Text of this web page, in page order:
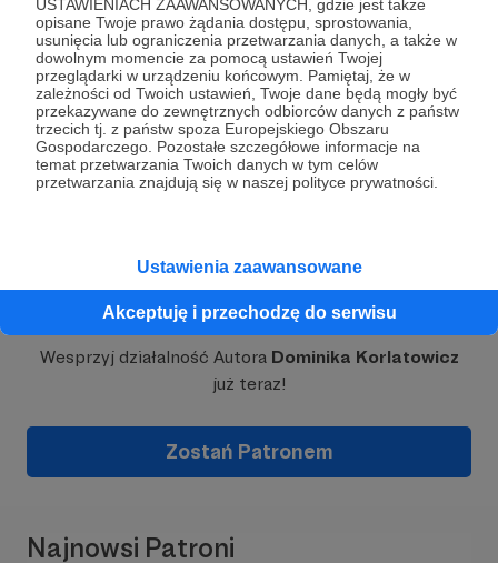
USTAWIENIACH ZAAWANSOWANYCH, gdzie jest także
opisane Twoje prawo żądania dostępu, sprostowania,
usunięcia lub ograniczenia przetwarzania danych, a także w
dowolnym momencie za pomocą ustawień Twojej
przeglądarki w urządzeniu końcowym. Pamiętaj, że w
zależności od Twoich ustawień, Twoje dane będą mogły być
przekazywane do zewnętrznych odbiorców danych z państw
trzecich tj. z państw spoza Europejskiego Obszaru
Gospodarczego. Pozostałe szczegółowe informacje na
temat przetwarzania Twoich danych w tym celów
przetwarzania znajdują się w naszej polityce prywatności.
Ustawienia zaawansowane
Akceptuję i przechodzę do serwisu
zapraszam do postawienia mi wirtualnej kawy! ☕
Wasze wsparcie bardzo mi pomoże w tworzeniu
nowych treści i dzieleniu się z Wami moimi
pasjami. 😊 Każda kawa to dla mnie ogromna
motywacja!
https://mamazpodhala.pl/
Rozwiń opis
Dołącz do grona Patronów!
Wesprzyj działalność Autora Dominika Korlatowicz
już teraz!
Zostań Patronem
Najnowsi Patroni